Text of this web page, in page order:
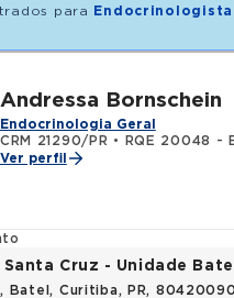
para
Andressa Bornschein
Endocrinologia Geral
CRM 21290/PR •
RQE 20048 -
Ver perfil
Cruz - Unidade Batel
Batel, Curitiba, PR,